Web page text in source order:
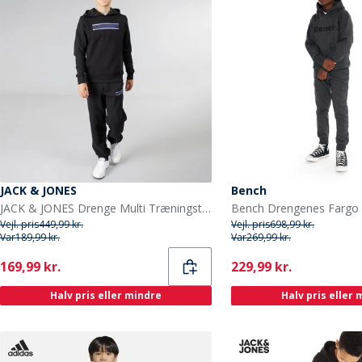
JACK & JONES
JACK & JONES Drenge Multi Træningstøj Sort
Vejl. pris449,99 kr.
Var189,99 kr.
Current
169,99 kr.
Halv pris eller mindre
Bench
Vejl. pris698,99 kr.
Var269,99 kr.
Current
229,99 kr.
Halv pris eller